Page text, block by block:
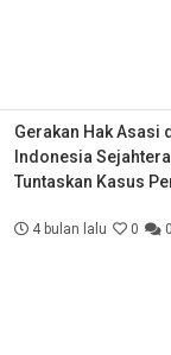
Gerakan Hak Asasi
Indonesia
Tuntaskan Kasus
4 bulan lalu 0 0